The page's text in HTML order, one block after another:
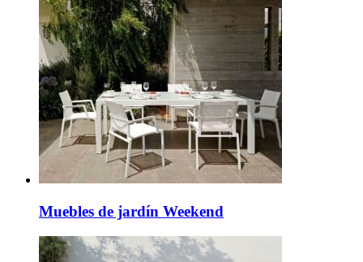
Muebles de jardín Weekend